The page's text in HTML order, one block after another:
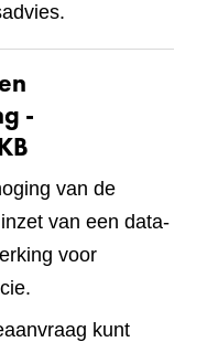
-
van de
van een data-
voor
kunt